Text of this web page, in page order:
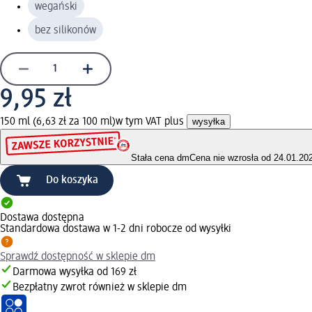
wegański
bez silikonów
9,95 zł
150 ml (6,63 zł za 100 ml)w tym VAT plus wysyłka
Stała cena dmCena nie wzrosła od
Do koszyka
Dostawa dostępna
Standardowa dostawa w 1-2 dni robocze od wysyłki
Sprawdź dostępność w sklepie dm
Darmowa wysyłka od 169 zł
Bezpłatny zwrot również w sklepie dm